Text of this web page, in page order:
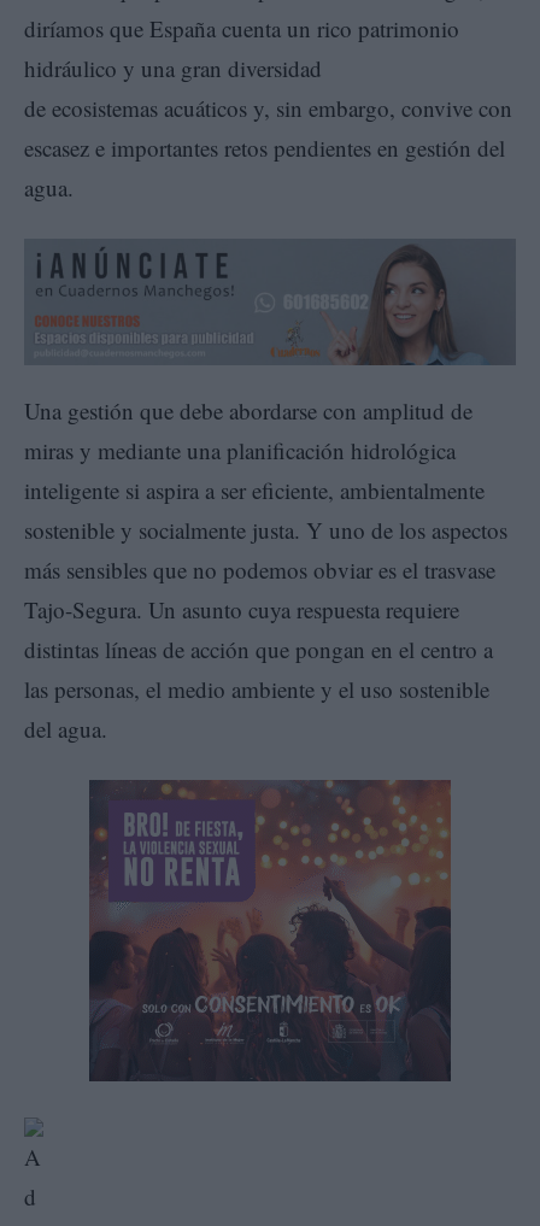
diríamos que España cuenta un rico patrimonio
hidráulico y una gran diversidad
de ecosistemas acuáticos y, sin embargo, convive con
escasez e importantes retos pendientes en gestión del
agua.
Una gestión que debe abordarse con amplitud de
miras y mediante una planificación hidrológica
inteligente si aspira a ser eficiente, ambientalmente
sostenible y socialmente justa. Y uno de los aspectos
más sensibles que no podemos obviar es el trasvase
Tajo-Segura. Un asunto cuya respuesta requiere
distintas líneas de acción que pongan en el centro a
las personas, el medio ambiente y el uso sostenible
del agua.